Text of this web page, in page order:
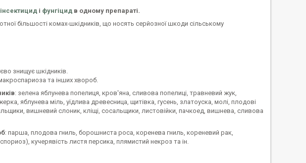
інсектициді фунгіцидв одному препараті.
більшості комах-шкідників, що носять серйозної шкоди сільському
знищує шкідників.
та інших хвороб.
: зелена яблунева попелиця, кров'яна, сливова попелиці, травневий жук,
яблунева міль, уїдлива древесница, щитівка, гусень, златоуска, молі, плодові
вишневий слоник, кліщі, сосальщики, листовійки, пачкоед, вишнева, сливова
: парша, плодова гниль, борошниста роса, коренева гниль, кореневий рак,
кучерявість листя персика, плямистий некроз та ін.